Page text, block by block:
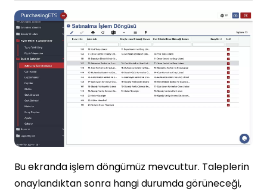
Bu ekranda işlem döngümüz mevcuttur. Taleplerin
onaylandıktan sonra hangi durumda görüneceği,